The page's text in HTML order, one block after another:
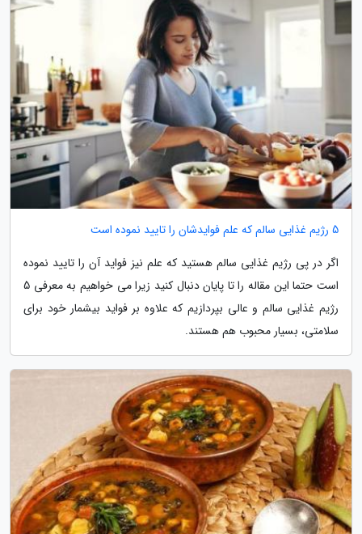
5 رژیم غذایی سالم که علم فوایدشان را تایید نموده است
اگر در پی رژیم غذایی سالم هستید که علم نیز فواید آن را تایید نموده
است حتما این مقاله را تا پایان دنبال کنید زیرا می خواهیم به معرفی 5
رژیم غذایی سالم و عالی بپردازیم که علاوه بر فواید بیشمار خود برای
سلامتی، بسیار محبوب هم هستند.